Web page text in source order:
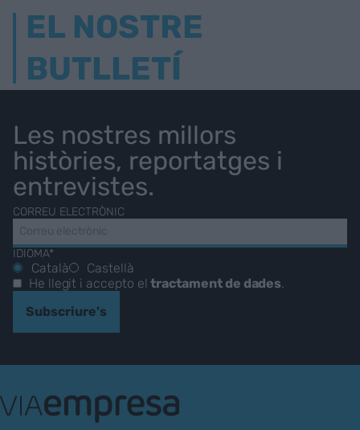
EL NOSTRE
BUTLLETÍ
Les nostres millors
històries, reportatges i
entrevistes.
CORREU ELECTRÒNIC
IDIOMA*
Català
Castellà
He llegit i accepto eltractament de dades.
Subscriure's